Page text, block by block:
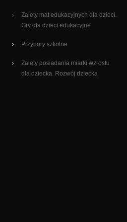
Zalety mat edukacyjnych dla dzieci.
Gry dla dzieci edukacyjne
Przybory szkolne
Zalety posiadania miarki wzrostu
dla dziecka. Rozwój dziecka